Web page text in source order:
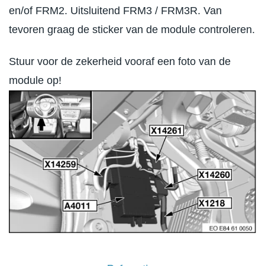
en/of FRM2. Uitsluitend FRM3 / FRM3R. Van
tevoren graag de sticker van de module controleren.
Stuur voor de zekerheid vooraf een foto van de
module op!